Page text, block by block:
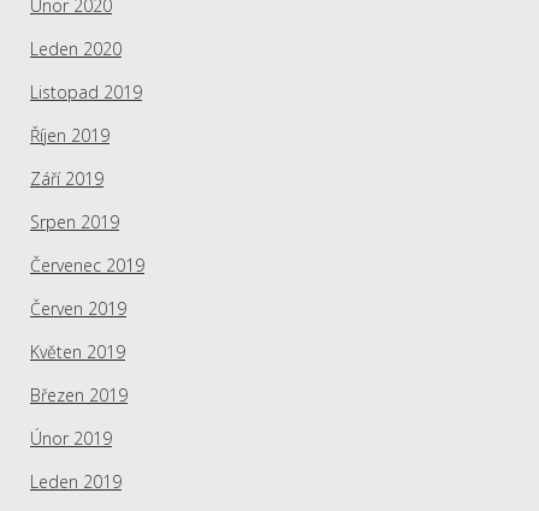
Únor 2020
Leden 2020
Listopad 2019
Říjen 2019
Září 2019
Srpen 2019
Červenec 2019
Červen 2019
Květen 2019
Březen 2019
Únor 2019
Leden 2019